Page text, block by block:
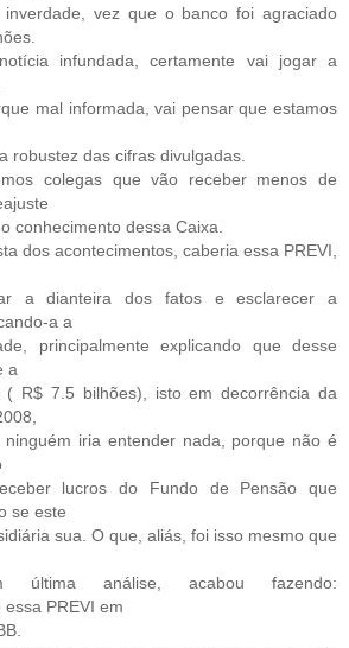
vez que o banco foi agraciado
infundada, certamente vai jogar a
mal informada, vai pensar que estamos
robustez das cifras divulgadas.
colegas que vão receber menos de
conhecimento dessa Caixa.
dos acontecimentos, caberia essa PREVI,
a dianteira dos fatos e esclarecer a
a a
principalmente explicando que desse
a
( R$ 7.5 bilhões), isto em decorrência da
ninguém iria entender nada, porque não é
lucros do Fundo de Pensão que
se este
sua. O que, aliás, foi isso mesmo que
última análise, acabou fazendo:
PREVI em